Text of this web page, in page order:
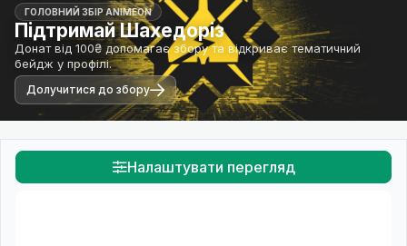
ГОЛОВНИЙ ЗБІР ANIMEON
Підтримай Шахедоріз
Донат від 100₴ допомагає збору та відкриває тематичний
бейдж у профілі.
Долучитися до збору
Налаштувати перегляд